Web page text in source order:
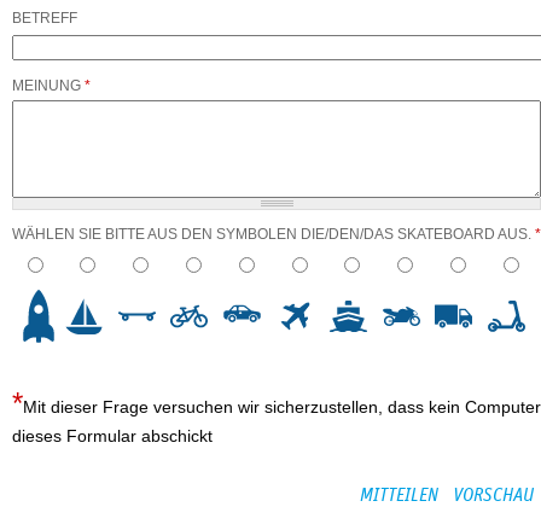
BETREFF
MEINUNG *
WÄHLEN SIE BITTE AUS DEN SYMBOLEN DIE/DEN/DAS SKATEBOARD AUS. *
Mit dieser Frage versuchen wir sicherzustellen, dass kein Computer
dieses Formular abschickt